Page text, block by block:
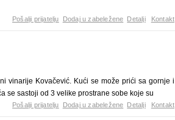
Pošalji prijatelju Dodaj u zabeležene Detalji Kontakt
vinarije Kovačević. Kući se može prići sa gornje i
se sastoji od 3 velike prostrane sobe koje su
Pošalji prijatelju Dodaj u zabeležene Detalji Kontakt